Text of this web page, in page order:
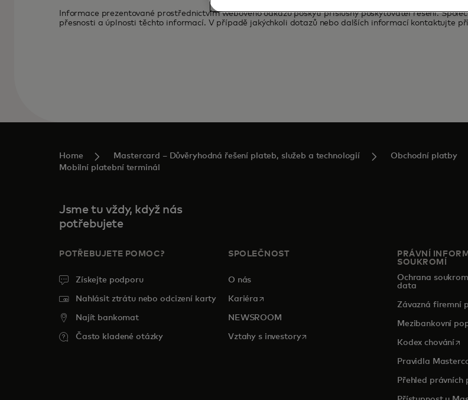
Informace prezentované prostřednictvím webového odkazu poskytl příslušný poskytovatel řešení.
přesnosti a úplnosti těchto informací. V případě jakýchkoli dotazů nebo dalších informací kontaktujte
Home Mastercard – Důvěryhodná řešení plateb, služeb a technologií Obchodní platby
Mobilní platební terminál
Jsme tu vždy, když nás
potřebujete
POTŘEBUJETE POMOC?
Získejte podporu
Nahlásit ztrátu nebo odcizení karty
Najít bankomat
Často kladené otázky
SPOLEČNOST
O nás
Kariéra opens in a new tab
NEWSROOM
Vztahy s investoryopens in a new tab
PRÁVNÍ
SOUKROMÍ
Ochrana
data
Závazná firemní
Mezibankovní
Kodex chování
Pravidla
Přehled právních